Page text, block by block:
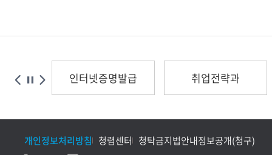
인터넷증명발급 취업전략과
개인정보처리방침 청렴센터 청탁금지법안내정보공개(청구)